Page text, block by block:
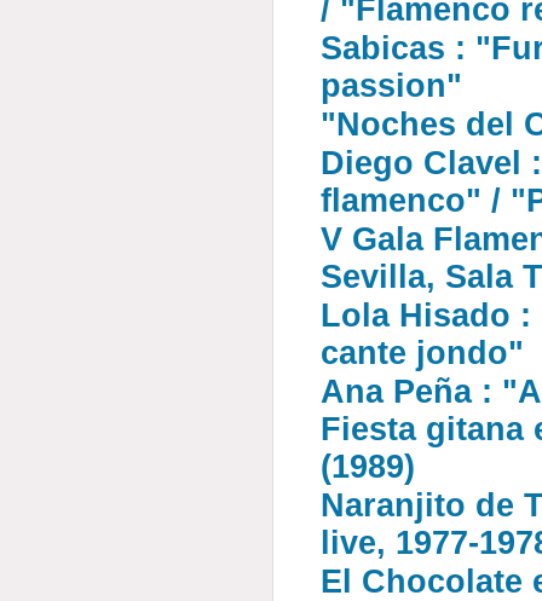
/ "Flamenco
Sabicas :
passion"
"Noches del
Diego Clavel
flamenco" /
V Gala
Sevilla, Sala
Lola Hisado
cante jondo"
Ana Peña :
Fiesta gitana
(1989)
Naranjito de
live, 1977-
El Chocolate